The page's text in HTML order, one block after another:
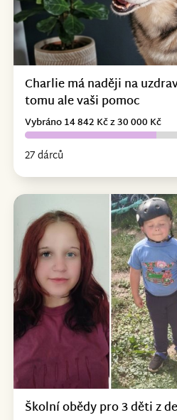
Charlie má naději na
tomu ale vaši pomoc
27 dárců
Vybráno 14 842 Kč z 30 000 Kč
Školní obědy pro 3 děti z